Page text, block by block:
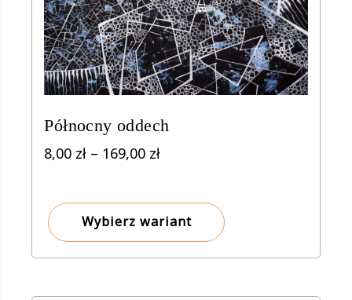
Północny oddech
8,00 zł – 169,00 złZakres
do
Wybierz wariant